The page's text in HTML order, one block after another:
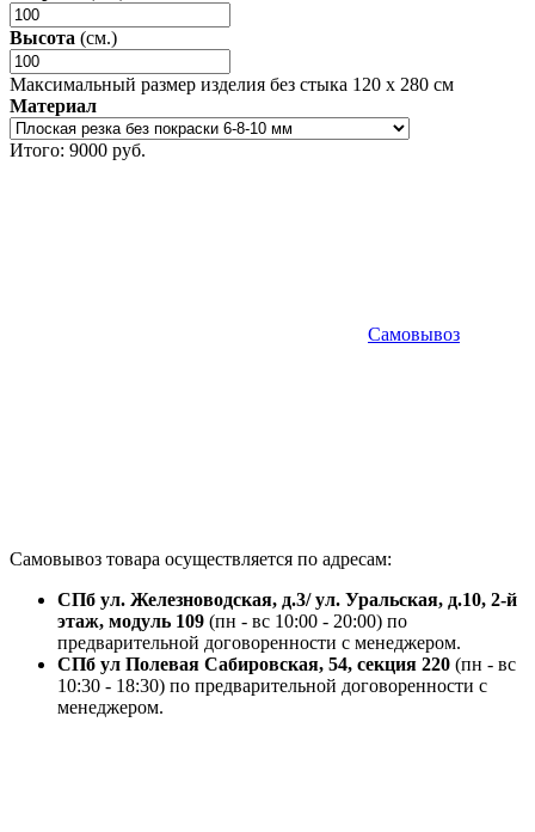
Высота (cм.)
Максимальный размер изделия без стыка 120 x 280 см
Материал
Итого: 9000 руб.
Самовывоз
Самовывоз товара осуществляется по адресам:
СПб ул. Железноводская, д.3/ ул. Уральская, д.10, 2-й
этаж, модуль 109 (пн - вс 10:00 - 20:00) по
предварительной договоренности с менеджером.
СПб ул Полевая Сабировская, 54, секция 220 (пн - вс
10:30 - 18:30) по предварительной договоренности с
менеджером.